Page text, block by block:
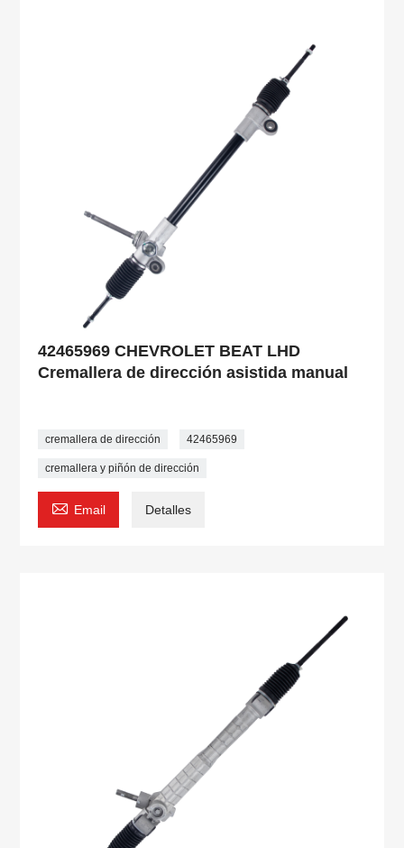
42465969 CHEVROLET BEAT LHD
Cremallera de dirección asistida manual
cremallera de dirección 42465969
cremallera y piñón de dirección
 Email Detalles